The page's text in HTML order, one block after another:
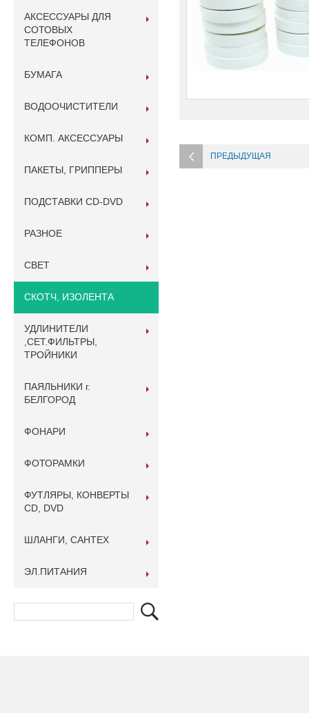
ПРЕДЫДУЩАЯ
АКСЕССУАРЫ ДЛЯ
СОТОВЫХ
ТЕЛЕФОНОВ
БУМАГА
ВОДООЧИСТИТЕЛИ
КОМП. АКСЕССУАРЫ
ПАКЕТЫ, ГРИППЕРЫ
ПОДСТАВКИ CD-DVD
РАЗНОЕ
СВЕТ
СКОТЧ, ИЗОЛЕНТА
УДЛИНИТЕЛИ
,СЕТ.ФИЛЬТРЫ,
ТРОЙНИКИ
ПАЯЛЬНИКИ г.
БЕЛГОРОД
ФОНАРИ
ФОТОРАМКИ
ФУТЛЯРЫ, КОНВЕРТЫ
CD, DVD
ШЛАНГИ, САНТЕХ
ЭЛ.ПИТАНИЯ